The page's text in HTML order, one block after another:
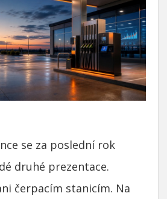
se za poslední rok
druhé prezentace.
čerpacím stanicím. Na